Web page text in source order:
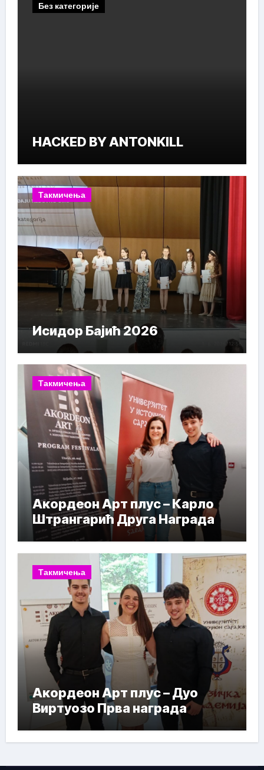
Без категорије
HACKED BY ANTONKILL
Такмичења
Исидор Бајић 2026
Такмичења
Акордеон Арт плус – Карло
Штрангарић Друга Награда
Такмичења
Акордеон Арт плус – Дуо
Виртуозо Прва награда